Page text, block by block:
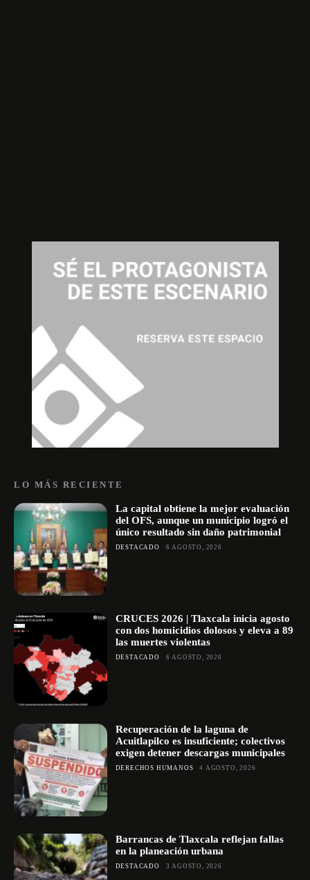
LO MÁS RECIENTE
La capital obtiene la mejor evaluación
del OFS, aunque un municipio logró el
único resultado sin daño patrimonial
DESTACADO 6 AGOSTO, 2026
CRUCES 2026 | Tlaxcala inicia agosto
con dos homicidios dolosos y eleva a 89
las muertes violentas
DESTACADO 6 AGOSTO, 2026
Recuperación de la laguna de
Acuitlapilco es insuficiente; colectivos
exigen detener descargas municipales
DERECHOS HUMANOS 4 AGOSTO, 2026
Barrancas de Tlaxcala reflejan fallas
en la planeación urbana
DESTACADO 3 AGOSTO, 2026